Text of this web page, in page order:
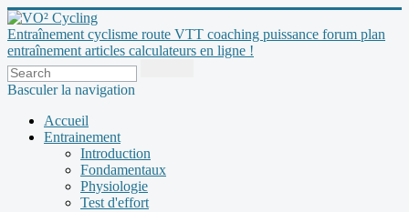
Entraînement cyclisme route VTT coaching puissance forum plan
entraînement articles calculateurs en ligne !
Basculer la navigation
Accueil
Entrainement
Introduction
Fondamentaux
Physiologie
Test d'effort